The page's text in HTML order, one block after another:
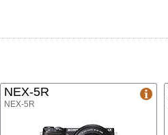
NEX-5R
NEX-5R